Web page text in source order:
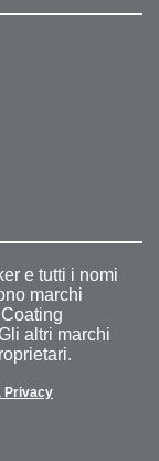
e tutti i nomi
marchi
altri marchi
Privacy